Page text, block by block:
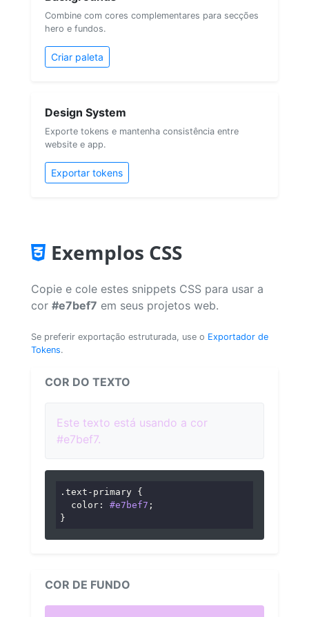
Combine com cores complementares para secções
hero e fundos.
Criar paleta
Design System
Exporte tokens e mantenha consistência entre
website e app.
Exportar tokens
Exemplos CSS
Copie e cole estes snippets CSS para usar a
cor #e7bef7 em seus projetos web.
Se preferir exportação estruturada, use o Exportador de
Tokens.
COR DO TEXTO
Este texto está usando a cor
#e7bef7.
.text-primary {
color : #e7bef7 ;
}
COR DE FUNDO